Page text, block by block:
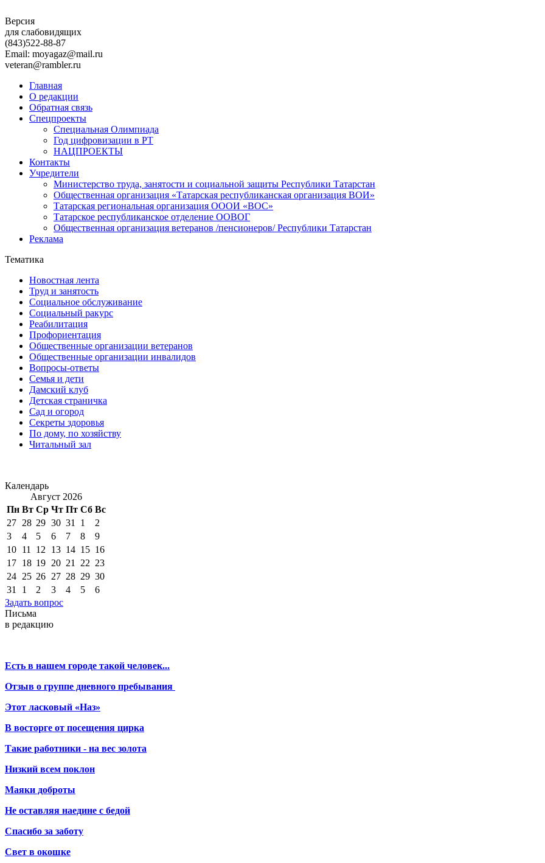
Версия
для слабовидящих
(843)522-88-87
Email: moyagaz@mail.ru
veteran@rambler.ru
Главная
О редакции
Обратная связь
Спецпроекты
Специальная Олимпиада
Год цифровизации в РТ
НАЦПРОЕКТЫ
Контакты
Учредители
Министерство труда, занятости и социальной защиты Республики Татарстан
Общественная организация «Татарская республиканская организация ВОИ»
Татарская региональная организация ОООИ «ВОС»
Татарское республиканское отделение ООВОГ
Общественная организация ветеранов /пенсионеров/ Республики Татарстан
Реклама
Тематика
Новостная лента
Труд и занятость
Социальное обслуживание
Социальный ракурс
Реабилитация
Профориентация
Общественные организации ветеранов
Общественные организации инвалидов
Вопросы-ответы
Семья и дети
Дамский клуб
Детская страничка
Сад и огород
Секреты здоровья
По дому, по хозяйству
Читальный зал
Календарь
Август 2026
Пн Вт Ср Чт Пт Сб Вс
27 28 29 30 31 1
2
3
4 5 6 7 8
9
10 11 12 13 14 15 16
17 18 19 20 21 22 23
24 25 26 27 28 29 30
31
1 2 3 4 5
6
Задать вопрос
Письма
в редакцию
Есть в нашем городе такой человек...
Отзыв о группе дневного пребывания
Этот ласковый «Наз»
В восторге от посещения цирка
Такие работники - на вес золота
Низкий всем поклон
Маяки доброты
Не оставляя наедине с бедой
Спасибо за заботу
Свет в окошке